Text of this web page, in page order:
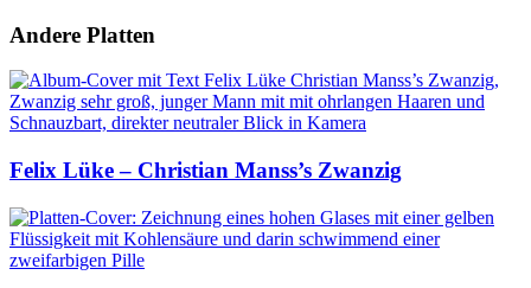
Andere Platten
Felix Lüke – Christian Manss’s Zwanzig